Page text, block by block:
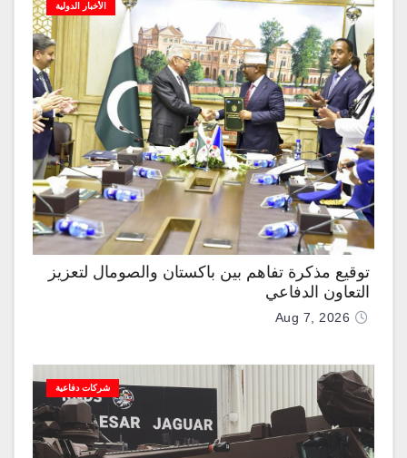
الأخبار الدولية
توقيع مذكرة تفاهم بين باكستان والصومال لتعزيز
التعاون الدفاعي
Aug 7, 2026
شركات دفاعية